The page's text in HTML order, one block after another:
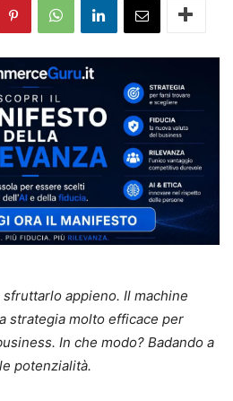
appieno. Il machine
strategia molto efficace per
In che modo? Badando a
potenzialità.